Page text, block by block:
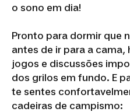
o sono em dia!
Pronto para dormir que
antes de ir para a
jogos e discussões
dos grilos em fundo. E
te sentes
cadeiras de campismo: